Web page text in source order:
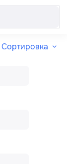
Сортировка